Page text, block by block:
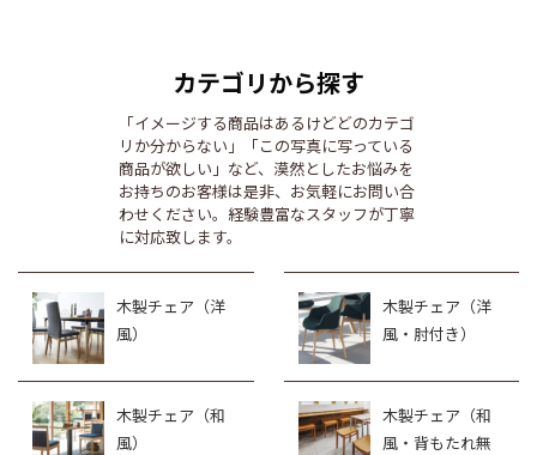
カテゴリから探す
「イメージする商品はあるけどどのカテゴ
リか分からない」「この写真に写っている
商品が欲しい」など、漠然としたお悩みを
お持ちのお客様は是非、お気軽にお問い合
わせください。経験豊富なスタッフが丁寧
に対応致します。
木製チェア（洋
風）
木製チェア（洋
風・肘付き）
木製チェア（和
風）
木製チェア（和
風・背もたれ無